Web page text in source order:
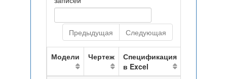
Предыдущая Следующая
Модели Чертеж
Спецификация
в Excel